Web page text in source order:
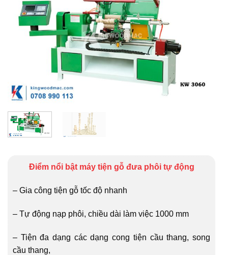
Điểm nổi bật máy tiện gỗ đưa phôi tự động
– Gia công tiện gỗ tốc độ nhanh
– Tự động nạp phôi, chiều dài làm việc 1000 mm
– Tiện đa dạng các dạng cong tiện cầu thang, song
cầu thang,